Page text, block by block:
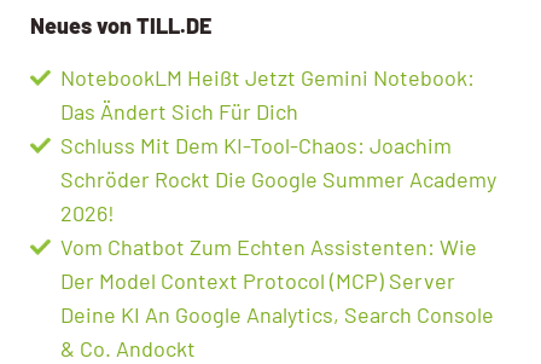
Neues von TILL.DE
NotebookLM Heißt Jetzt Gemini Notebook:
Das Ändert Sich Für Dich
Schluss Mit Dem KI-Tool-Chaos: Joachim
Schröder Rockt Die Google Summer Academy
2026!
Vom Chatbot Zum Echten Assistenten: Wie
Der Model Context Protocol (MCP) Server
Deine KI An Google Analytics, Search Console
& Co. Andockt